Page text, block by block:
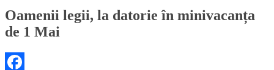
Oamenii legii, la datorie în minivacanța
de 1 Mai